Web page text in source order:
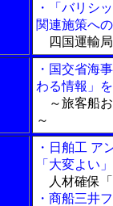
・「バリシ
関連施策へ
四国運輸局
・国交省海
わる情報」
～旅客船お
～
・日舶工 ア
「大変よい
人材確保「
・商船三井